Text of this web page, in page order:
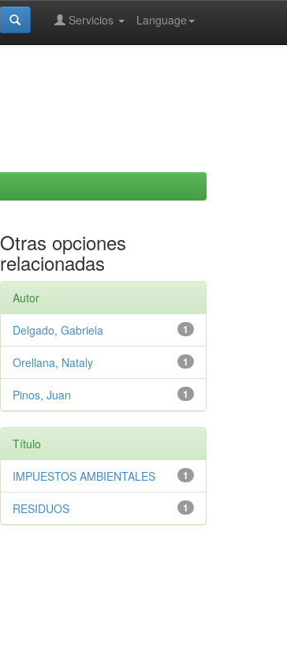
Language
Servicios
Otras opciones
relacionadas
Autor
1
Delgado, Gabriela
1
Orellana, Nataly
1
Pinos, Juan
Título
1
IMPUESTOS AMBIENTALES
1
RESIDUOS